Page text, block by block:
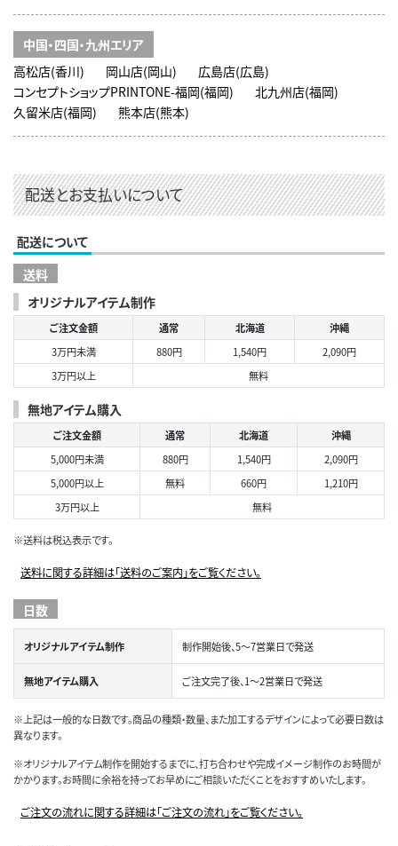
中国・四国・九州エリア
高松店(香川)
岡山店(岡山)
広島店(広島)
コンセプトショップPRINTONE-福岡(福岡)
北九州店(福岡)
久留米店(福岡)
熊本店(熊本)
配送とお支払いについて
配送について
送料
オリジナルアイテム制作
ご注文金額 通常 北海道
沖縄
3万円未満
880円 1,540円
2,090円
3万円以上
無料
無地アイテム購入
ご注文金額 通常 北海道
沖縄
5,000円未満
880円 1,540円
2,090円
5,000円以上
無料 660円
1,210円
3万円以上
無料
※送料は税込表示です。
送料に関する詳細は「送料のご案内」をご覧ください。
日数
オリジナルアイテム制作 制作開始後、5～7営業日で発送
無地アイテム購入 ご注文完了後、1～2営業日で発送
※上記は一般的な日数です。商品の種類・数量、また加工するデザインによって必要日数は
異なります。
※オリジナルアイテム制作を開始するまでに、打ち合わせや完成イメージ制作のお時間が
かかります。お時間に余裕を持ってお早めにご相談いただくことをおすすめいたします。
ご注文の流れに関する詳細は「ご注文の流れ」をご覧ください。